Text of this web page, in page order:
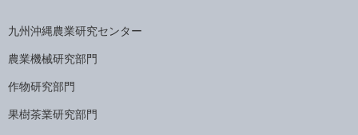
九州沖縄農業研究センター
農業機械研究部門
作物研究部門
果樹茶業研究部門